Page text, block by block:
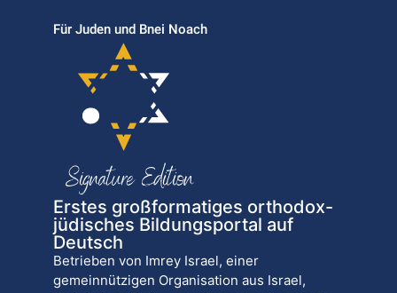
Für Juden und Bnei Noach
Erstes großformatiges orthodox-
jüdisches Bildungsportal auf
Deutsch
Betrieben von Imrey Israel, einer
gemeinnützigen Organisation aus Israel,